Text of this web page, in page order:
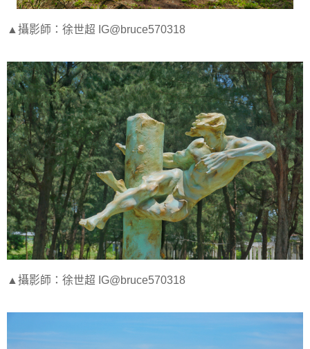
▲攝影師：徐世超 IG@bruce570318
▲攝影師：徐世超 IG@bruce570318